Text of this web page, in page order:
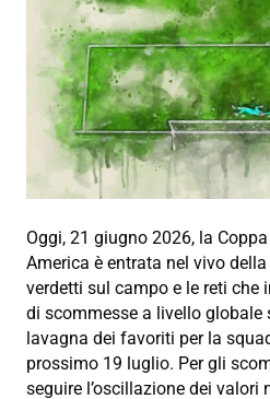
Oggi, 21 giugno 2026, la
America è entrata nel vivo
verdetti sul campo e le reti che
di scommesse a livello globale
lavagna dei favoriti per la
prossimo 19 luglio. Per gli
seguire l’oscillazione dei valori